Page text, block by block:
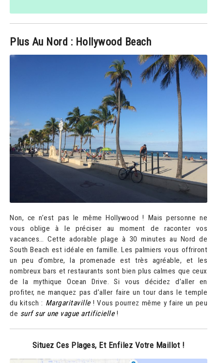
Plus Au Nord : Hollywood Beach
Non, ce n’est pas le même Hollywood ! Mais personne ne
vous oblige à le préciser au moment de raconter vos
vacances… Cette adorable plage à 30 minutes au Nord de
South Beach est idéale en famille. Les palmiers vous offriront
un peu d’ombre, la promenade est très agréable, et les
nombreux bars et restaurants sont bien plus calmes que ceux
de la mythique Ocean Drive. Si vous décidez d’aller en
profiter, ne manquez pas d’aller faire un tour dans le temple
du kitsch : Margaritaville ! Vous pourrez même y faire un peu
de surf sur une vague artificielle !
Situez Ces Plages, Et Enfilez Votre Maillot !